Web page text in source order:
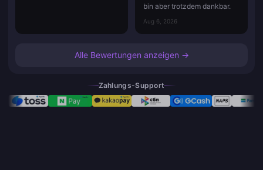
bin aber trotzdem dankbar.
Aug 6, 2026
Alle Bewertungen anzeigen →
Zahlungs-Support